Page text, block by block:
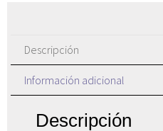
Descripción
Información adicional
Descripción